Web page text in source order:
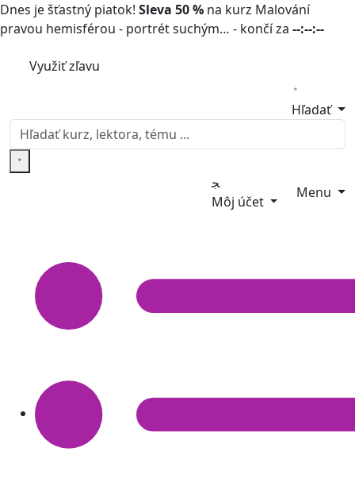
Dnes je šťastný piatok! Sleva 50 % na kurz Malování
pravou hemisférou - portrét suchým… - končí za --:--:--
Využiť zľavu
Hľadať
Môj účet
Menu